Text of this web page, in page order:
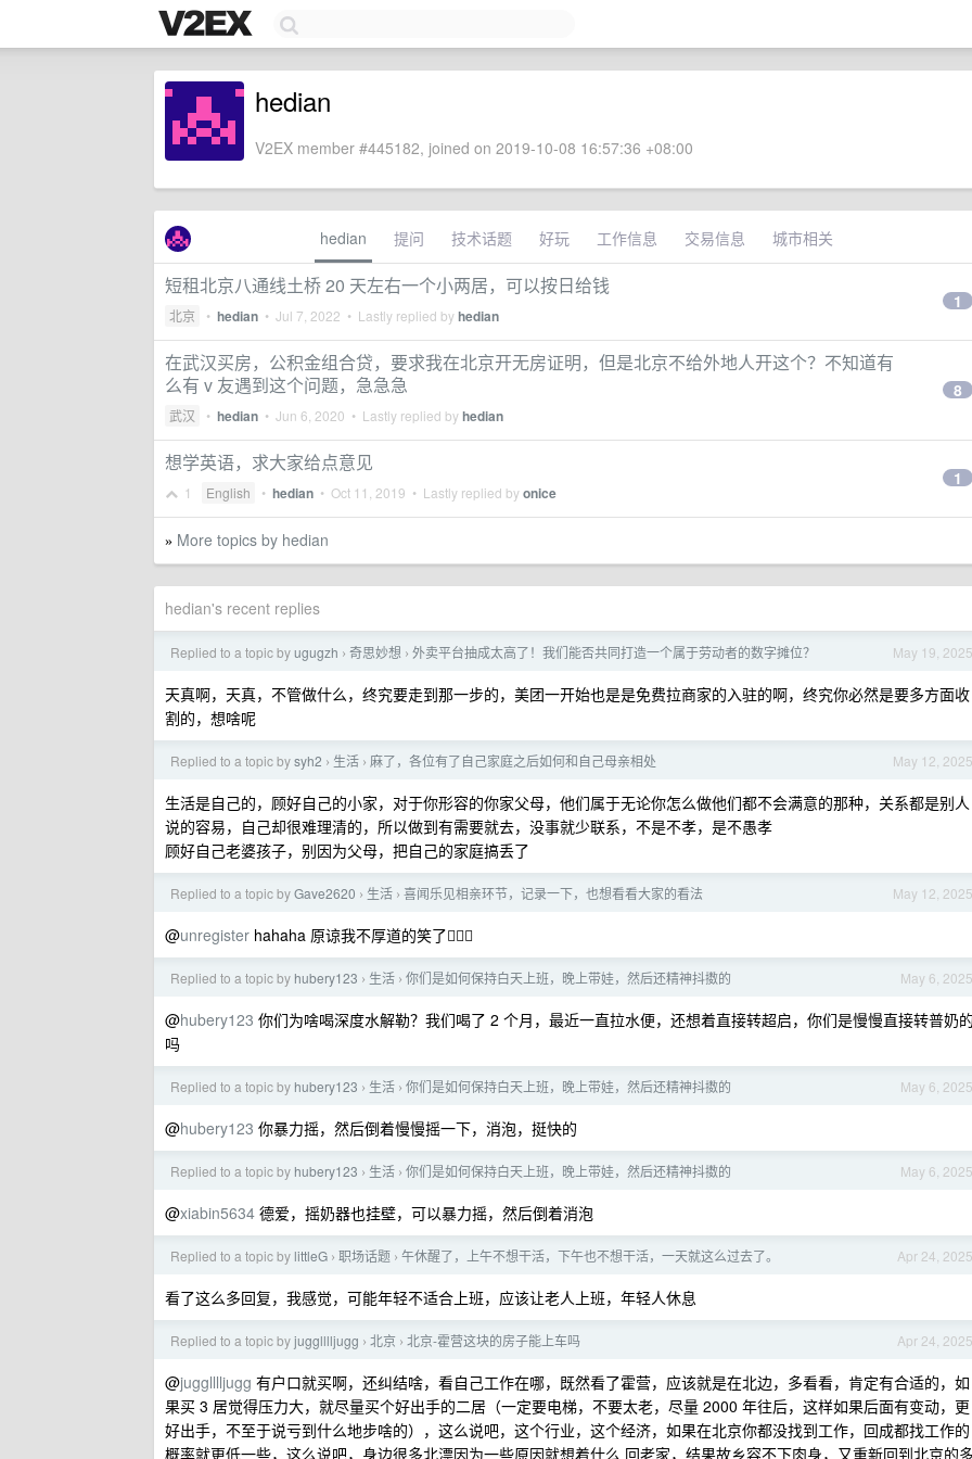
hedian
V2EX member #445182, joined on 2019-10-08 16:57:36 +08:00
hedian 提问 技术话题 好玩 工作信息 交易信息 城市相关
短租北京八通线土桥 20 天左右一个小两居，可以按日给钱
北京 • hedian • Jul 7, 2022 • Lastly replied byhedian
1
在武汉买房，公积金组合贷，要求我在北京开无房证明，但是北京不给外地人开这个？不知道有
么有 v 友遇到这个问题，急急急
武汉 • hedian • Jun 6, 2020 • Lastly replied byhedian
8
想学英语，求大家给点意见
1 English • hedian • Oct 11, 2019 • Lastly replied byonice
1
» More topics by hedian
hedian's recent replies
May 19, 2025
Replied to a topic byugugzh › 奇思妙想 › 外卖平台抽成太高了！我们能否共同打造一个属于劳动者的数字摊位？
天真啊，天真，不管做什么，终究要走到那一步的，美团一开始也是是免费拉商家的入驻的啊，终究你必然是要多方面收
割的，想啥呢
May 12, 2025
Replied to a topic bysyh2 › 生活 › 麻了，各位有了自己家庭之后如何和自己母亲相处
生活是自己的，顾好自己的小家，对于你形容的你家父母，他们属于无论你怎么做他们都不会满意的那种，关系都是别人
说的容易，自己却很难理清的，所以做到有需要就去，没事就少联系，不是不孝，是不愚孝
顾好自己老婆孩子，别因为父母，把自己的家庭搞丢了
May 12, 2025
Replied to a topic byGave2620 › 生活 › 喜闻乐见相亲环节，记录一下，也想看看大家的看法
@unregister hahaha 原谅我不厚道的笑了🤦🏻‍♀️
May 6, 2025
Replied to a topic by hubery123 › 生活 › 你们是如何保持白天上班，晚上带娃，然后还精神抖擞的
@hubery123 你们为啥喝深度水解勒？我们喝了 2 个月，最近一直拉水便，还想着直接转超启，你们是慢慢直接转普奶的
吗
May 6, 2025
Replied to a topic by hubery123 › 生活 › 你们是如何保持白天上班，晚上带娃，然后还精神抖擞的
@hubery123 你暴力摇，然后倒着慢慢摇一下，消泡，挺快的
May 6, 2025
Replied to a topic by hubery123 › 生活 › 你们是如何保持白天上班，晚上带娃，然后还精神抖擞的
@xiabin5634 德爱，摇奶器也挂壁，可以暴力摇，然后倒着消泡
Apr 24, 2025
Replied to a topic by littleG › 职场话题 › 午休醒了，上午不想干活，下午也不想干活，一天就这么过去了。
看了这么多回复，我感觉，可能年轻不适合上班，应该让老人上班，年轻人休息
Apr 24, 2025
Replied to a topic byjugglllljugg › 北京 › 北京-霍营这块的房子能上车吗
@jugglllljugg 有户口就买啊，还纠结啥，看自己工作在哪，既然看了霍营，应该就是在北边，多看看，肯定有合适的，如
果买 3 居觉得压力大，就尽量买个好出手的二居（一定要电梯，不要太老，尽量 2000 年往后，这样如果后面有变动，更
好出手，不至于说亏到什么地步啥的），这么说吧，这个行业，这个经济，如果在北京你都没找到工作，回成都找工作的
概率就更低一些，这么说吧，身边很多北漂因为一些原因就想着什么 回老家，结果故乡容不下肉身，又重新回到北京的多